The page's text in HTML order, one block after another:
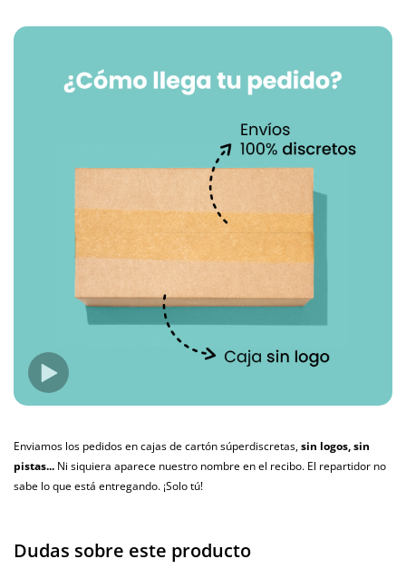
Enviamos los pedidos en cajas de cartón súperdiscretas,sin logos, sin
pistas... Ni siquiera aparece nuestro nombre en el recibo. El repartidor no
sabe lo que está entregando. ¡Solo tú!
Dudas sobre este producto